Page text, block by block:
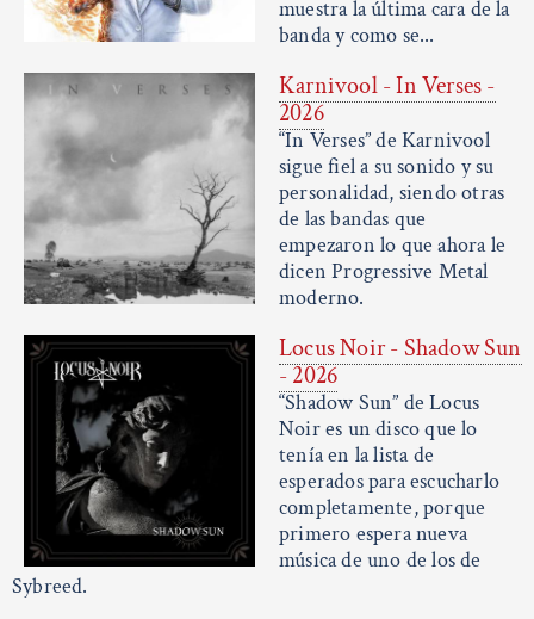
muestra la última cara de la
banda y como se...
Karnivool - In Verses -
2026
“In Verses” de Karnivool
sigue fiel a su sonido y su
personalidad, siendo otras
de las bandas que
empezaron lo que ahora le
dicen Progressive Metal
moderno.
Locus Noir - Shadow Sun
- 2026
“Shadow Sun” de Locus
Noir es un disco que lo
tenía en la lista de
esperados para escucharlo
completamente, porque
primero espera nueva
música de uno de los de
Sybreed.